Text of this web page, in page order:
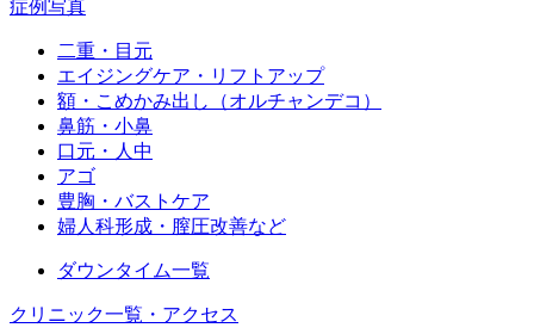
症例写真
二重・目元
エイジングケア・リフトアップ
額・こめかみ出し（オルチャンデコ）
鼻筋・小鼻
口元・人中
アゴ
豊胸・バストケア
婦人科形成・膣圧改善など
ダウンタイム一覧
クリニック一覧・アクセス